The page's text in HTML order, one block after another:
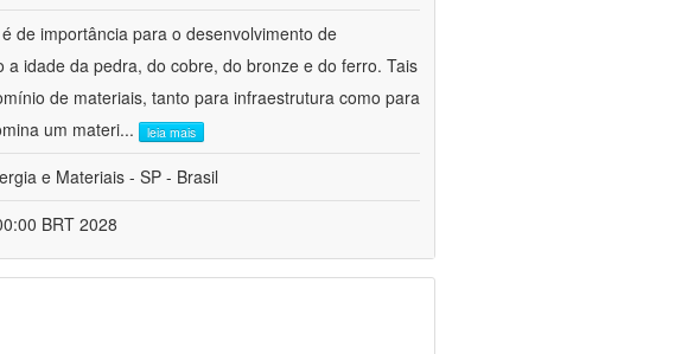
de importância para o desenvolvimento de
idade da pedra, do cobre, do bronze e do ferro. Tais
de materiais, tanto para infraestrutura como para
um materi... leia mais
e Materiais - SP - Brasil
BRT 2028